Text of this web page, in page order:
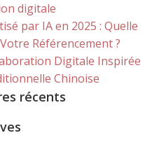
digitale
par IA en 2025 : Quelle
Référencement ?
Digitale Inspirée
Chinoise
récents